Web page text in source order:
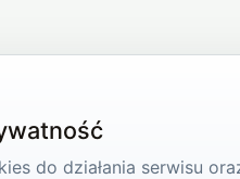
do działania serwisu